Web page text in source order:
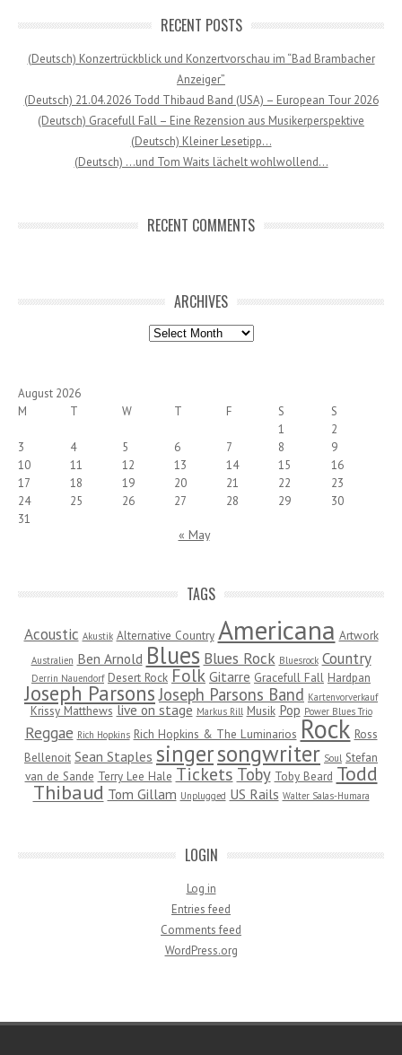
RECENT POSTS
(Deutsch) Konzertrückblick und Konzertvorschau im “Bad Brambacher
Anzeiger”
(Deutsch) 21.04.2026 Todd Thibaud Band (USA) – European Tour 2026
(Deutsch) Gracefull Fall – Eine Rezension aus Musikerperspektive
(Deutsch) Kleiner Lesetipp…
(Deutsch) …und Tom Waits lächelt wohlwollend…
RECENT COMMENTS
ARCHIVES
Archives
August 2026
M
T W T F S
S
1
2
3
4 5 6 7 8
9
10
11 12 13 14 15
16
17
18 19 20 21 22
23
24
25 26 27 28 29
30
31
« May
TAGS
Acoustic Akustik Alternative Country Americana Artwork
Australien Ben Arnold Blues Blues Rock Bluesrock Country
Derrin Nauendorf Desert Rock Folk Gitarre Gracefull Fall Hardpan
Joseph Parsons Joseph Parsons Band Kartenvorverkauf
Krissy Matthews live on stage Markus Rill Musik Pop Power Blues Trio
Reggae Rich Hopkins Rich Hopkins & The Luminarios Rock Ross
Bellenoit Sean Staples singersongwriter Soul Stefan
van de Sande Terry Lee Hale Tickets Toby Toby Beard Todd
Thibaud Tom Gillam Unplugged US Rails Walter Salas-Humara
LOGIN
Log in
Entries feed
Comments feed
WordPress.org